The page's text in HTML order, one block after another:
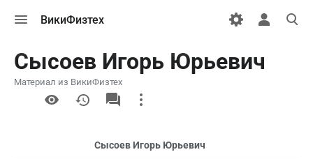
меню
ВикиФизтех
Открыть
поиск
Сысоев Игорь Юрьевич
Материал из ВикиФизтех
More
actions
Сысоев Игорь Юрьевич